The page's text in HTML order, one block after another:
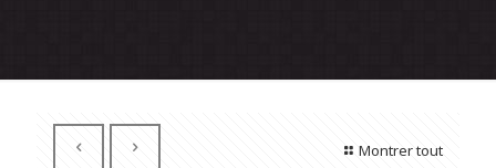
Montrer tout